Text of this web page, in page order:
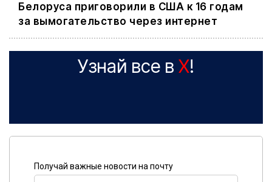
Белоруса приговорили в США к 16 годам
за вымогательство через интернет
Узнай все в X!